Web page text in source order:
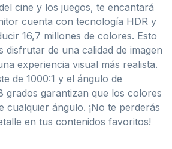
cine y los juegos, te encantará
cuenta con tecnología HDR y
16,7 millones de colores. Esto
disfrutar de una calidad de imagen
experiencia visual más realista.
de 1000:1 y el ángulo de
grados garantizan que los colores
cualquier ángulo. ¡No te perderás
en tus contenidos favoritos!